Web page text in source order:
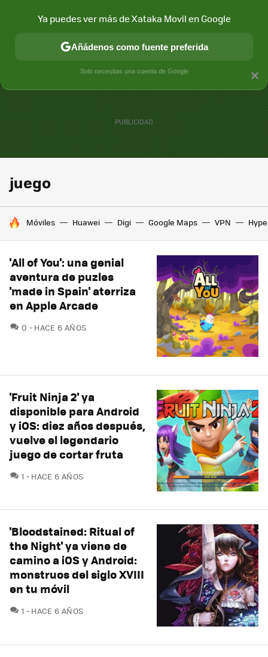
MÓVIL Y SOCIEDAD APLICACIONES
juego
HOY SE HABLA DE
Móviles Huawei Digi Google Maps VPN
'All of You': una genial
aventura de puzles
'made in Spain' aterriza
en Apple Arcade
0 COMENTARIOS
HACE 6 AÑOS
'Fruit Ninja 2' ya
disponible para Android
y iOS: diez años después,
vuelve el legendario
juego de cortar fruta
1 COMENTARIOS
HACE 6 AÑOS
'Bloodstained: Ritual of
the Night' ya viene de
camino a iOS y Android:
monstruos del siglo XVIII
en tu móvil
1 COMENTARIOS
HACE 6 AÑOS
×
Ya puedes ver más de Xataka Movil en Google
Añádenos como fuente preferida
Solo necesitas una cuenta de Google